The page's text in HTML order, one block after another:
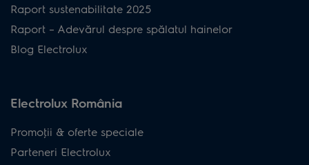
Raport sustenabilitate 2025
Raport – Adevărul despre spălatul hainelor
Blog Electrolux
Electrolux România
Promoţii & oferte speciale
Parteneri Electrolux